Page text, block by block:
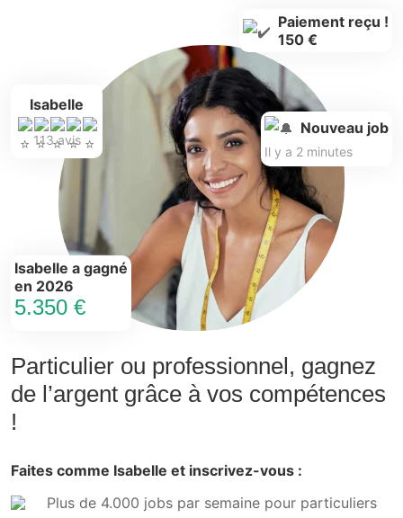
Particulier ou professionnel, gagnez
de l’argent grâce à vos compétences
!
Faites comme Isabelle et inscrivez-vous :
Plus de 4.000 jobs par semaine pour particuliers
Isabelle
113 avis
Isabelle a gagné
en 2026
5.350 €
Paiement reçu !
150 €
Nouveau job
Il y a 2 minutes